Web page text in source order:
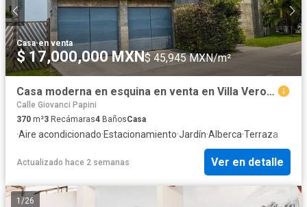
Casa·en venta
$ 17,000,000 MXN$ 45,945 MXN/m²
Casa moderna en esquina en venta en Villa Verona, 417 M2 de terreno
Calle Giovanci Papini
370 m²3 Recámaras4 BañosCasa
·Aire acondicionado·Estacionamiento·Jardín·Alberca·Terraza
Actualizado hace 2 semanas Ver en detalle
1 /26